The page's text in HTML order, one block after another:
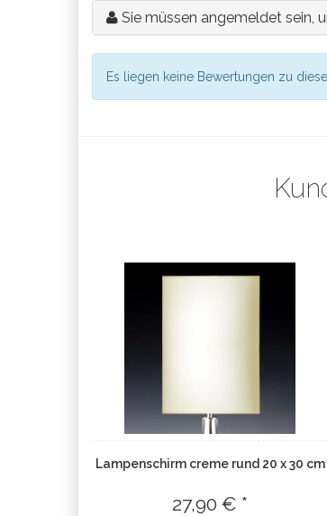
Sie müssen angemeldet sein,
Es liegen keine Bewertungen zu
Lampenschirm creme rund 20 x 30 cm
27,90 € *